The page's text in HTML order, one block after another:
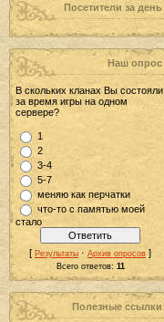
Посетители за день
Наш опрос
В скольких кланах Вы состояли
за время игры на одном
сервере?
1
2
3-4
5-7
меняю как перчатки
что-то с памятью моей
стало
[ Результаты · Архив опросов ]
Всего ответов: 11
Полезные ссылки